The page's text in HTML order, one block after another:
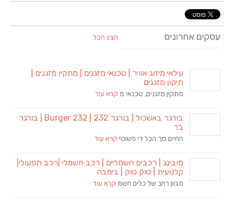
עסקים אחרונים הצג הכל
עילאי מיזוג אוויר | טכנאי מזגנים | מתקין מזגנים |
תיקון מזגנים
מתקין מזגנים, טכנאי מ קרא עוד
בורגר באשכול | בורגר 232 | Burger 232 | בורגר
בר
החיים סך הכל די פשוטי קרא עוד
מובינג | רכבים חשמליים | רכב חשמלי |רכב תפעולי|
קלנועית | טוק טוק | בימבה
מגוון רחב של כלים חשמ קרא עוד